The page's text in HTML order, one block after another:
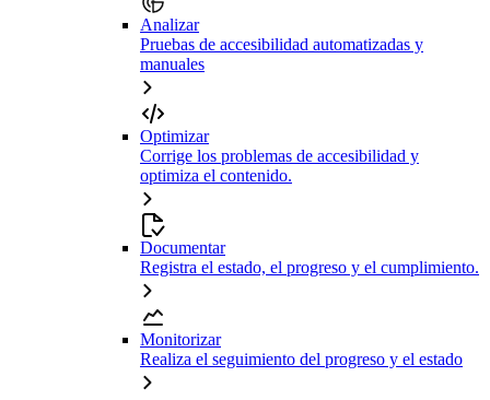
Analizar
Pruebas de accesibilidad automatizadas y
manuales
Optimizar
Corrige los problemas de accesibilidad y
optimiza el contenido.
Documentar
Registra el estado, el progreso y el cumplimiento.
Monitorizar
Realiza el seguimiento del progreso y el estado